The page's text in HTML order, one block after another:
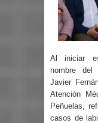
Al iniciar
nombre del
Javier
Atención
Peñuelas,
casos de